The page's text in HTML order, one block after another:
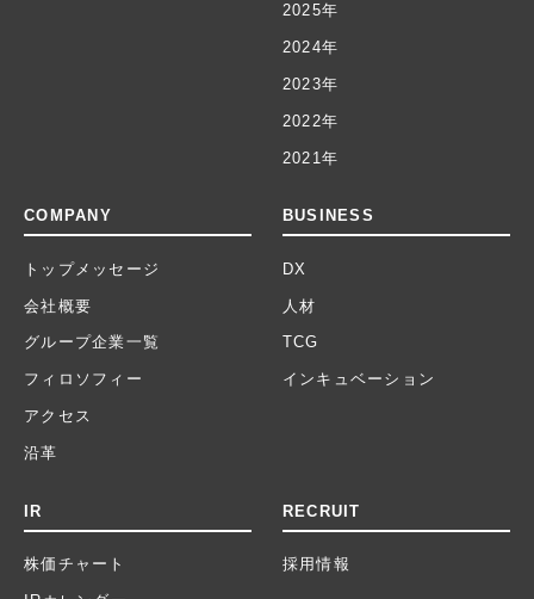
2025年
2024年
2023年
2022年
2021年
COMPANY
トップメッセージ
会社概要
グループ企業一覧
フィロソフィー
アクセス
沿革
BUSINESS
DX
人材
TCG
インキュベーション
IR
株価チャート
RECRUIT
採用情報